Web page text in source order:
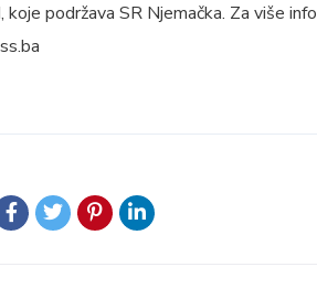
podržava SR Njemačka. Za više